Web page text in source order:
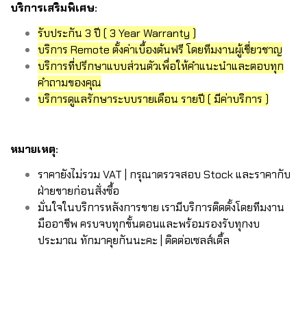
บริการเสริมพิเศษ:
รับประกัน 3 ปี ( 3 Year Warranty )
บริการ Remote ตั้งค่าเบื้องต้นฟรี โดยทีมงานผู้เชี่ยวชาญ
บริการที่ปรึกษาแบบส่วนตัวเพื่อให้คำแนะนำและตอบทุก
คำถามของคุณ
บริการดูแลรักษาระบบรายเดือน รายปี ( มีค่าบริการ )
หมายเหตุ:
ราคายังไม่รวม VAT | กรุณาตรวจสอบ Stock และราคากับ
ฝ่ายขายก่อนสั่งซื้อ
มั่นใจในบริการหลังการขาย เรามีบริการติดตั้งโดยทีมงาน
มืออาชีพ ครบจบทุกขั้นตอนและพร้อมรองรับทุกงบ
ประมาณ ทักมาคุยกันนะคะ | ติดต่อเซลส์เติ้ล